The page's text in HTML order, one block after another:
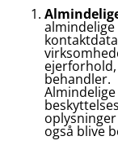
almindelige
behandler.
også blive